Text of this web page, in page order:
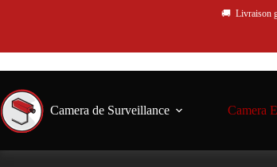
Camera de Surveillance Camera
🚚 Livraison